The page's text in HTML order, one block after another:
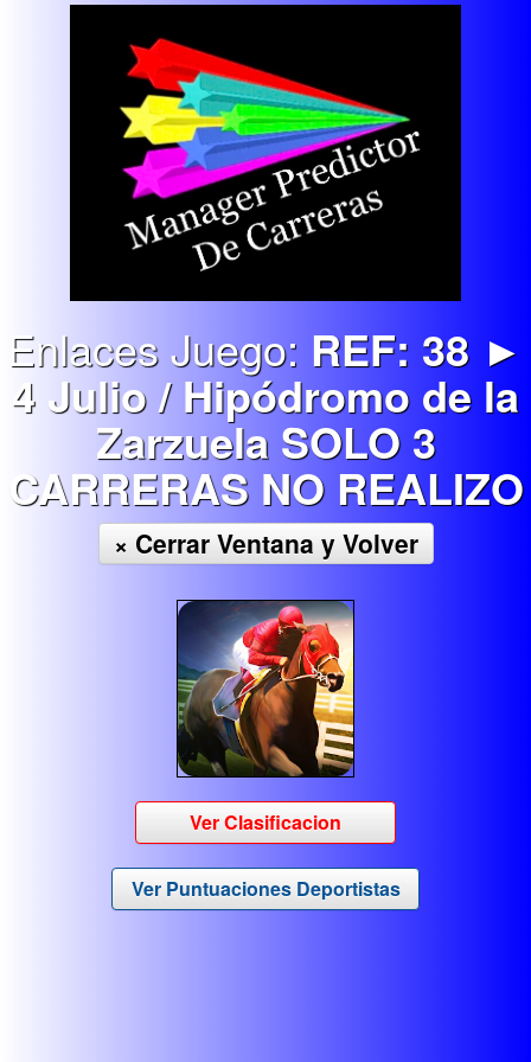
Enlaces Juego: REF: 38 ►
4 Julio / Hipódromo de la
Zarzuela SOLO 3
CARRERAS NO REALIZO
× Cerrar Ventana y Volver
Ver Clasificacion
Ver Puntuaciones Deportistas